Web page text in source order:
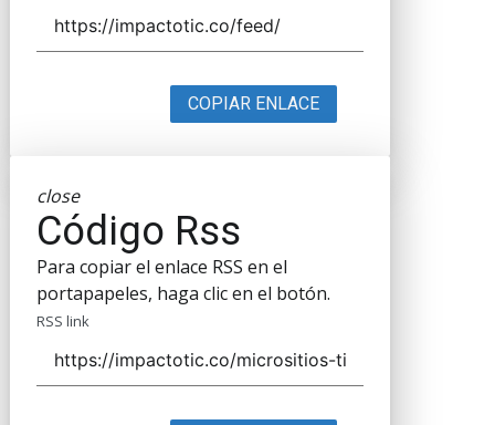
COPIAR ENLACE
close
Código Rss
Para copiar el enlace RSS en el
portapapeles, haga clic en el botón.
RSS link